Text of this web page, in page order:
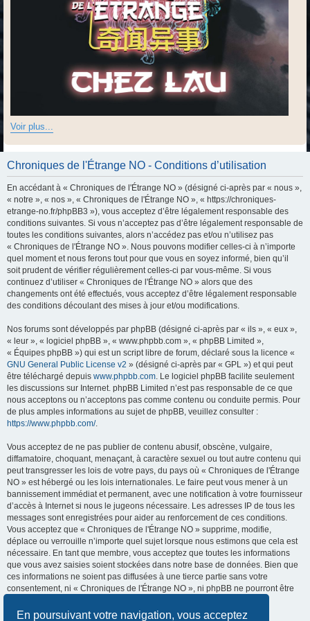
En poursuivant votre navigation, vous acceptez
Voir plus...
Chroniques de l'Étrange NO - Conditions d’utilisation
En accédant à « Chroniques de l'Étrange NO » (désigné ci-après par « nous »,
« notre », « nos », « Chroniques de l'Étrange NO », « https://chroniques-
etrange-no.fr/phpBB3 »), vous acceptez d’être légalement responsable des
conditions suivantes. Si vous n’acceptez pas d’être légalement responsable de
toutes les conditions suivantes, alors n’accédez pas et/ou n’utilisez pas
« Chroniques de l'Étrange NO ». Nous pouvons modifier celles-ci à n’importe
quel moment et nous ferons tout pour que vous en soyez informé, bien qu’il
soit prudent de vérifier régulièrement celles-ci par vous-même. Si vous
continuez d’utiliser « Chroniques de l'Étrange NO » alors que des
changements ont été effectués, vous acceptez d’être légalement responsable
des conditions découlant des mises à jour et/ou modifications.
Nos forums sont développés par phpBB (désigné ci-après par « ils », « eux »,
« leur », « logiciel phpBB », « www.phpbb.com », « phpBB Limited »,
« Équipes phpBB ») qui est un script libre de forum, déclaré sous la licence «
GNU General Public License v2 » (désigné ci-après par « GPL ») et qui peut
être téléchargé depuis www.phpbb.com . Le logiciel phpBB facilite seulement
les discussions sur Internet. phpBB Limited n’est pas responsable de ce que
nous acceptons ou n’acceptons pas comme contenu ou conduite permis. Pour
de plus amples informations au sujet de phpBB, veuillez consulter :
https://www.phpbb.com/.
Vous acceptez de ne pas publier de contenu abusif, obscène, vulgaire,
diffamatoire, choquant, menaçant, à caractère sexuel ou tout autre contenu qui
peut transgresser les lois de votre pays, du pays où « Chroniques de l'Étrange
NO » est hébergé ou les lois internationales. Le faire peut vous mener à un
bannissement immédiat et permanent, avec une notification à votre fournisseur
d’accès à Internet si nous le jugeons nécessaire. Les adresses IP de tous les
messages sont enregistrées pour aider au renforcement de ces conditions.
Vous acceptez que « Chroniques de l'Étrange NO » supprime, modifie,
déplace ou verrouille n’importe quel sujet lorsque nous estimons que cela est
nécessaire. En tant que membre, vous acceptez que toutes les informations
que vous avez saisies soient stockées dans notre base de données. Bien que
ces informations ne soient pas diffusées à une tierce partie sans votre
consentement, ni « Chroniques de l'Étrange NO », ni phpBB ne pourront être
compromettre les données.